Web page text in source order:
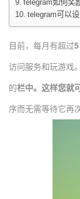
telegram如何奖
telegram可以
目前，每月有超过
访问服务和玩游戏
的栏中。这样您就
序而无需等待它再